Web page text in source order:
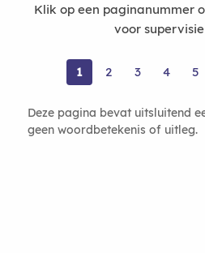
Klik op een paginanummer
voor
1 2 3 4 5
Deze pagina bevat uitsluitend
geen woordbetekenis of uitleg.